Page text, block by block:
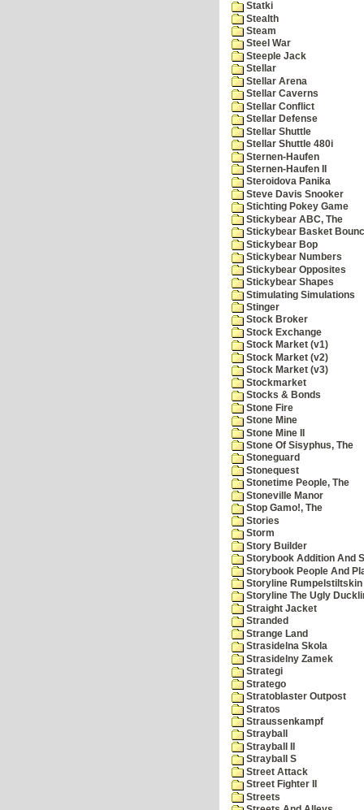
Statki
Stealth
Steam
Steel War
Steeple Jack
Stellar
Stellar Arena
Stellar Caverns
Stellar Conflict
Stellar Defense
Stellar Shuttle
Stellar Shuttle 480i
Sternen-Haufen
Sternen-Haufen II
Steroidova Panika
Steve Davis Snooker
Stichting Pokey Game
Stickybear ABC, The
Stickybear Basket
Stickybear Bop
Stickybear Numbers
Stickybear Opposites
Stickybear Shapes
Stimulating Simulations
Stinger
Stock Broker
Stock Exchange
Stock Market (v1)
Stock Market (v2)
Stock Market (v3)
Stockmarket
Stocks & Bonds
Stone Fire
Stone Mine
Stone Mine II
Stone Of Sisyphus, The
Stoneguard
Stonequest
Stonetime People, The
Stoneville Manor
Stop Gamo!, The
Stories
Storm
Story Builder
Storybook Addition And
Storybook People And
Storyline Rumpelstiltskin
Storyline The Ugly
Straight Jacket
Stranded
Strange Land
Strasidelna Skola
Strasidelny Zamek
Strategi
Stratego
Stratoblaster Outpost
Stratos
Straussenkampf
Strayball
Strayball II
Strayball S
Street Attack
Street Fighter II
Streets